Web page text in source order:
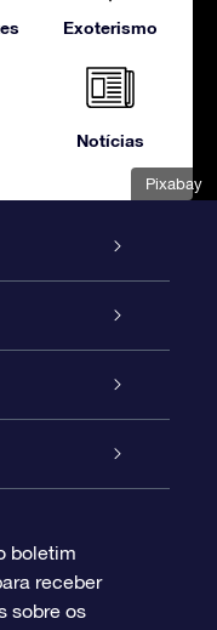
Pixabay
Exoterismo
Notícias
boletim
receber
sobre os